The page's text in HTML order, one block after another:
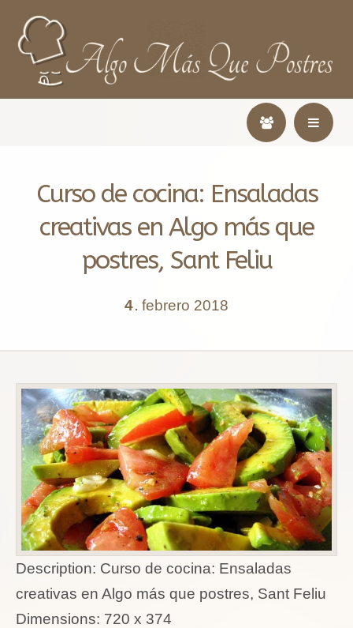
Curso de cocina: Ensaladas
creativas en Algo más que
postres, Sant Feliu
4. febrero 2018
Description: Curso de cocina: Ensaladas
creativas en Algo más que postres, Sant Feliu
Dimensions: 720 x 374